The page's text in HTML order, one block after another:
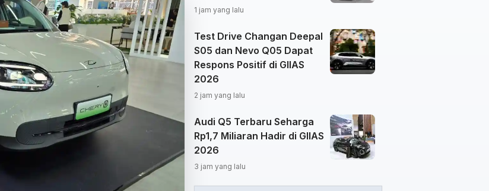
1 jam yang lalu
Test Drive Changan Deepal
S05 dan Nevo Q05 Dapat
Respons Positif di GIIAS
2026
2 jam yang lalu
Audi Q5 Terbaru Seharga
Rp1,7 Miliaran Hadir di GIIAS
2026
3 jam yang lalu